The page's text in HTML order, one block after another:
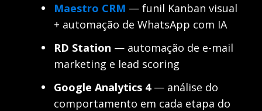
Maestro CRM — funil Kanban visual
+ automação de WhatsApp com IA
RD Station — automação de e-mail
marketing e lead scoring
Google Analytics 4— análise do
comportamento em cada etapa do